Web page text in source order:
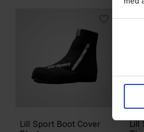
Lill Sport Boot Cover
Lill